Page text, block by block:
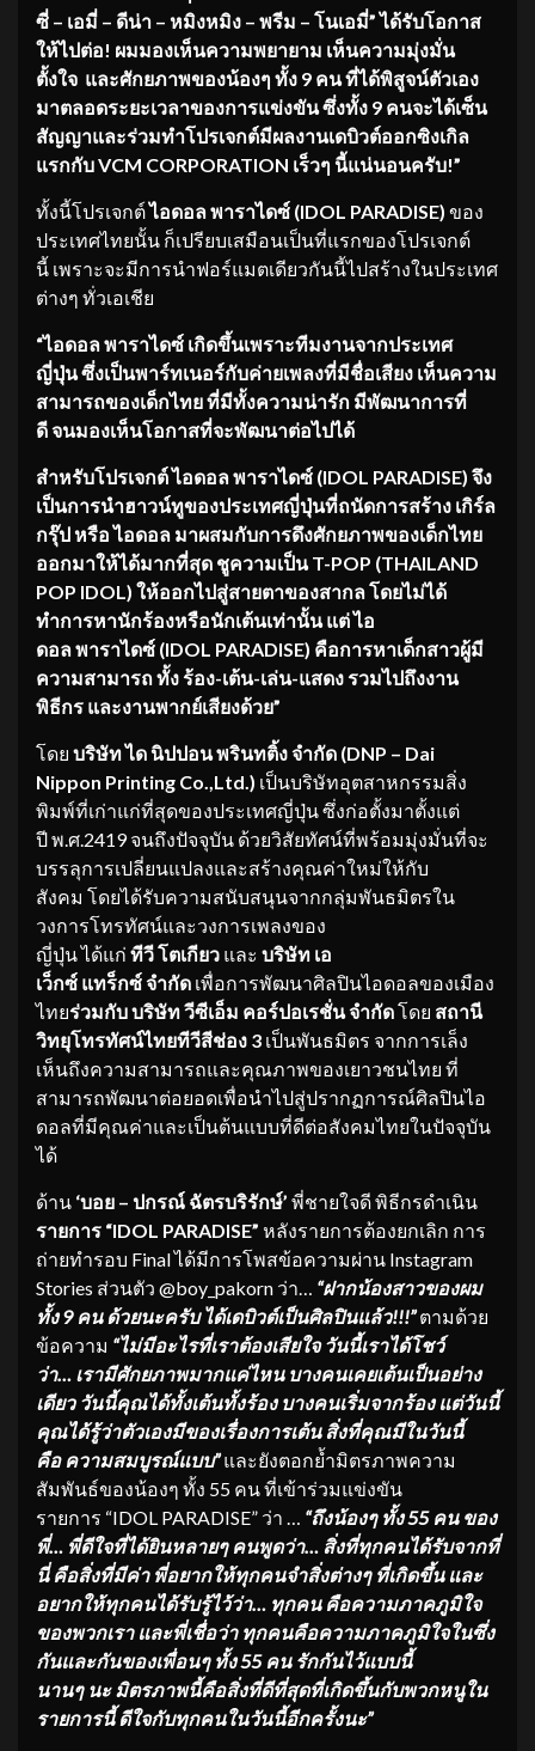
ซี่ – เอมี่ – ดีน่า – หมิงหมิง – พรีม – โนเอมี่”ได้รับโอกาส
ให้ไปต่อ! ผมมองเห็นความพยายาม เห็นความมุ่งมั่น
ตั้งใจ และศักยภาพของน้องๆ ทั้ง 9 คนที่ได้พิสูจน์ตัวเอง
มาตลอดระยะเวลาของการแข่งขัน ซึ่งทั้ง 9 คนจะได้เซ็น
สัญญาและร่วมทำโปรเจกต์มีผลงานเดบิวต์ออกซิงเกิล
แรกกับVCM CORPORATION เร็วๆ นี้แน่นอนครับ!”
ทั้งนี้โปรเจกต์ไอดอล พาราไดซ์ (IDOL PARADISE) ของ
ประเทศไทยนั้น ก็เปรียบเสมือนเป็นที่แรกของโปรเจกต์
นี้ เพราะจะมีการนำฟอร์แมตเดียวกันนี้ไปสร้างในประเทศ
ต่างๆ ทั่วเอเชีย
“ไอดอล พาราไดซ์ เกิดขึ้นเพราะทีมงานจากประเทศ
ญี่ปุ่น ซึ่งเป็นพาร์ทเนอร์กับค่ายเพลงที่มีชื่อเสียง เห็นความ
สามารถของเด็กไทย ที่มีทั้งความน่ารัก มีพัฒนาการที่
ดี จนมองเห็นโอกาสที่จะพัฒนาต่อไปได้
สำหรับโปรเจกต์ ไอดอล พาราไดซ์ (IDOL PARADISE) จึง
เป็นการนำฮาวน์ทูของประเทศญี่ปุ่นที่ถนัดการสร้าง เกิร์ล
กรุ๊ป หรือ ไอดอล มาผสมกับการดึงศักยภาพของเด็กไทย
ออกมาให้ได้มากที่สุด ชูความเป็นT-POP (THAILAND
POP IDOL) ให้ออกไปสู่สายตาของสากล โดยไม่ได้
ทำการหานักร้องหรือนักเต้นเท่านั้น แต่ ไอ
ดอล พาราไดซ์ (IDOL PARADISE) คือการหาเด็กสาวผู้มี
ความสามารถ ทั้ง ร้อง-เต้น-เล่น-แสดง รวมไปถึงงาน
พิธีกร และงานพากย์เสียงด้วย”
โดย บริษัท ได นิปปอน พรินทติ้ง จำกัด (DNP – Dai
Nippon Printing Co.,Ltd.) เป็นบริษัทอุตสาหกรรมสิ่ง
พิมพ์ที่เก่าแก่ที่สุดของประเทศญี่ปุ่น ซึ่งก่อตั้งมาตั้งแต่
ปี พ.ศ.2419 จนถึงปัจจุบัน ด้วยวิสัยทัศน์ที่พร้อมมุ่งมั่นที่จะ
บรรลุการเปลี่ยนแปลงและสร้างคุณค่าใหม่ให้กับ
สังคม โดยได้รับความสนับสนุนจากกลุ่มพันธมิตรใน
วงการโทรทัศน์และวงการเพลงของ
ญี่ปุ่น ได้แก่ ทีวี โตเกียว และ บริษัท เอ
เว็กซ์ แทร็กซ์ จำกัด เพื่อการพัฒนาศิลปินไอดอลของเมือง
ไทยร่วมกับ บริษัท วีซีเอ็ม คอร์ปอเรชั่น จำกัดโดย สถานี
วิทยุโทรทัศน์ไทยทีวีสีช่อง 3 เป็นพันธมิตร จากการเล็ง
เห็นถึงความสามารถและคุณภาพของเยาวชนไทย ที่
สามารถพัฒนาต่อยอดเพื่อนำไปสู่ปรากฏการณ์ศิลปินไอ
ดอลที่มีคุณค่าและเป็นต้นแบบที่ดีต่อสังคมไทยในปัจจุบัน
ได้
ด้าน ‘บอย – ปกรณ์ ฉัตรบริรักษ์’ พี่ชายใจดี พิธีกรดำเนิน
รายการ “IDOL PARADISE” หลังรายการต้องยกเลิก การ
ถ่ายทำรอบ Final ได้มีการโพสข้อความผ่าน Instagram
Stories ส่วนตัว @boy_pakorn ว่า… “ฝากน้องสาวของผม
ทั้ง9 คน ด้วยนะครับ ได้เดบิวต์เป็นศิลปินแล้ว!!!”ตามด้วย
ข้อความ “ไม่มีอะไรที่เราต้องเสียใจ วันนี้เราได้โชว์
ว่า… เรามีศักยภาพมากแค่ไหน บางคนเคยเต้นเป็นอย่าง
เดียว วันนี้คุณได้ทั้งเต้นทั้งร้อง บางคนเริ่มจากร้อง แต่วันนี้
คุณได้รู้ว่าตัวเองมีของเรื่องการเต้น สิ่งที่คุณมีในวันนี้
คือ ความสมบูรณ์แบบ”และยังตอกย้ำมิตรภาพความ
สัมพันธ์ของน้องๆ ทั้ง 55 คน ที่เข้าร่วมแข่งขัน
รายการ “IDOL PARADISE” ว่า … “ถึงน้องๆ ทั้ง55 คน ของ
พี่… พี่ดีใจที่ได้ยินหลายๆ คนพูดว่า… สิ่งที่ทุกคนได้รับจากที่
นี่ คือสิ่งที่มีค่า พี่อยากให้ทุกคนจำสิ่งต่างๆ ที่เกิดขึ้น และ
อยากให้ทุกคนได้รับรู้ไว้ว่า… ทุกคน คือความภาคภูมิใจ
ของพวกเรา และพี่เชื่อว่า ทุกคนคือความภาคภูมิใจในซึ่ง
กันและกันของเพื่อนๆ ทั้ง 55 คน รักกันไว้แบบนี้
นานๆ นะ มิตรภาพนี้คือสิ่งที่ดีที่สุดที่เกิดขึ้นกับพวกหนูใน
รายการนี้ ดีใจกับทุกคนในวันนี้อีกครั้งนะ”